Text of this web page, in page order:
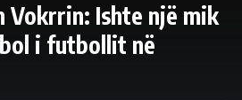
Vokrrin: Ishte një mik
i futbollit në